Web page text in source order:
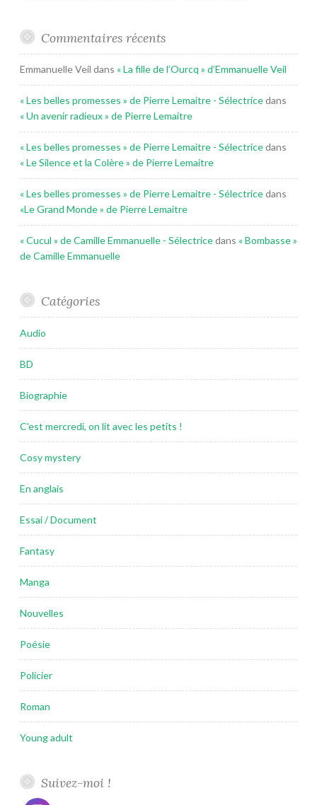
Commentaires récents
Emmanuelle Veil dans « La fille de l’Ourcq » d’Emmanuelle Veil
« Les belles promesses » de Pierre Lemaitre - Sélectricedans
« Un avenir radieux » de Pierre Lemaitre
« Les belles promesses » de Pierre Lemaitre - Sélectricedans
« Le Silence et la Colère » de Pierre Lemaitre
« Les belles promesses » de Pierre Lemaitre - Sélectricedans
«Le Grand Monde » de Pierre Lemaitre
« Cucul » de Camille Emmanuelle - Sélectricedans « Bombasse »
de Camille Emmanuelle
Catégories
Audio
BD
Biographie
C'est mercredi, on lit avec les petits !
Cosy mystery
En anglais
Essai / Document
Fantasy
Manga
Nouvelles
Poésie
Policier
Roman
Young adult
Suivez-moi !